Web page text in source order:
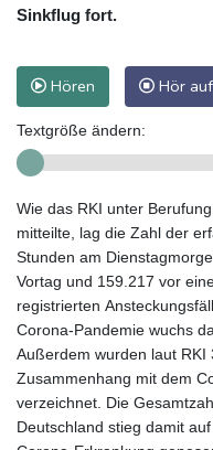
Sinkflug fort.
Hören Hör
Textgröße ändern:
Wie das RKI unter
mitteilte, lag die Zahl der
Stunden am
Vortag und 159.217 vor
registrierten
Corona-Pandemie wuchs
Außerdem wurden laut RKI
Zusammenhang mit dem
verzeichnet. Die
Deutschland stieg damit